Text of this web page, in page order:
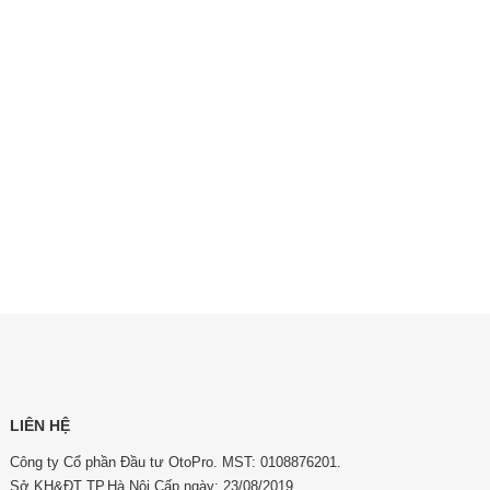
LIÊN HỆ
Công ty Cổ phần Đầu tư OtoPro. MST: 0108876201.
Sở KH&ĐT TP.Hà Nội Cấp ngày: 23/08/2019.